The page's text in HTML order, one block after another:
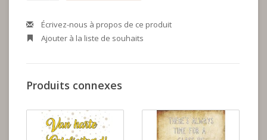
Écrivez-nous à propos de ce produit
Ajouter à la liste de souhaits
Produits connexes